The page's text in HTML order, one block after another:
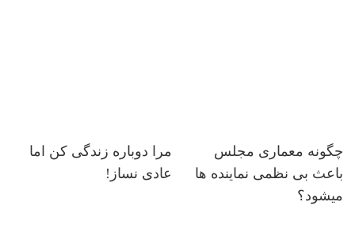
چگونه معماری مجلس
باعث بی نظمی نماینده ها
میشود؟
مرا دوباره زندگی کن اما
عادی نساز!